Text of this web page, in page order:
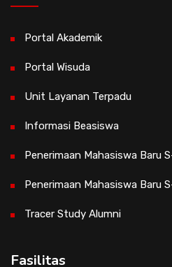
Portal Akademik
Portal Wisuda
Unit Layanan Terpadu
Informasi Beasiswa
Penerimaan Mahasiswa Baru
Penerimaan Mahasiswa Baru
Tracer Study Alumni
Fasilitas